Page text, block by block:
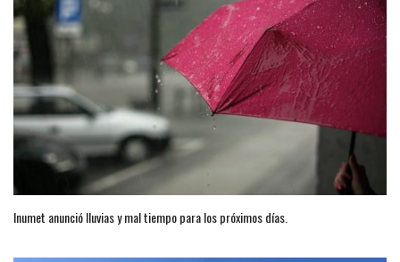
Inumet anunció lluvias y mal tiempo para los próximos días.